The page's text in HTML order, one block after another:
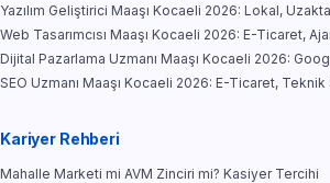
Yazılım Geliştirici Maaşı Kocaeli 2026: Lokal,
Web Tasarımcısı Maaşı Kocaeli 2026: E-Ticaret,
Dijital Pazarlama Uzmanı Maaşı Kocaeli 2026:
SEO Uzmanı Maaşı Kocaeli 2026: E-Ticaret,
Kariyer Rehberi
Mahalle Marketi mi AVM Zinciri mi? Kasiyer Tercihi